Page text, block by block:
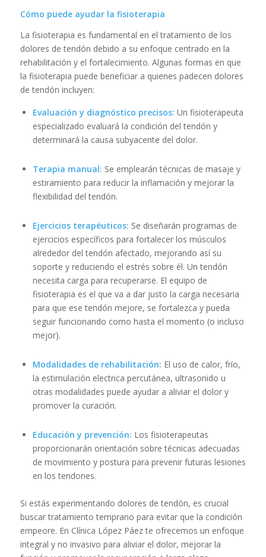
Cómo puede ayudar la fisioterapia
La fisioterapia es fundamental en el tratamiento de los
dolores de tendón debido a su enfoque centrado en la
rehabilitación y el fortalecimiento. Algunas formas en que
la fisioterapia puede beneficiar a quienes padecen dolores
de tendón incluyen:
Evaluación y diagnóstico precisos: Un fisioterapeuta
especializado evaluará la condición del tendón y
determinará la causa subyacente del dolor.
Terapia manual: Se emplearán técnicas de masaje y
estiramiento para reducir la inflamación y mejorar la
flexibilidad del tendón.
Ejercicios terapéuticos: Se diseñarán programas de
ejercicios específicos para fortalecer los músculos
alrededor del tendón afectado, mejorando así su
soporte y reduciendo el estrés sobre él. Un tendón
necesita carga para recuperarse. El equipo de
fisioterapia es el que va a dar justo la carga necesaria
para que ese tendón mejore, se fortalezca y pueda
seguir funcionando como hasta el momento (o incluso
mejor).
Modalidades de rehabilitación: El uso de calor, frío,
la estimulación electrica percutánea, ultrasonido u
otras modalidades puede ayudar a aliviar el dolor y
promover la curación.
Educación y prevención: Los fisioterapeutas
proporcionarán orientación sobre técnicas adecuadas
de movimiento y postura para prevenir futuras lesiones
en los tendones.
Si estás experimentando dolores de tendón, es crucial
buscar tratamiento temprano para evitar que la condición
empeore. En Clínica López Páez te ofrecemos un enfoque
integral y no invasivo para aliviar el dolor, mejorar la